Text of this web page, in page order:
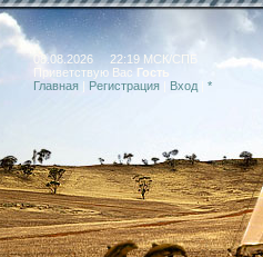
08.08.2026 22:19 МСК/СПБ
Приветствую Вас Гость
Главная | Регистрация Вход *